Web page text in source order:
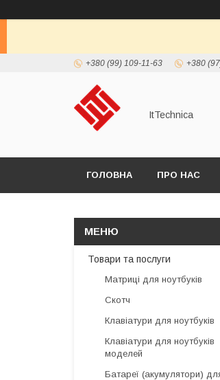
+380 (99) 109-11-63 +380
ItTechnica
ГОЛОВНА ПРО НАС
Товари та послуги
Матриці для ноутбуків
Скотч
Клавіатури для ноутбуків
Клавіатури для ноутбуків
моделей
Батареї (акумулятори)